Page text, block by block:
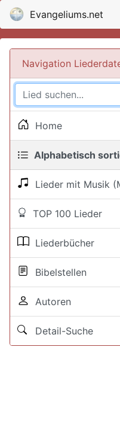
Evangeliums.net
Navigation
Home
Alphabetisch
Lieder mit Musik
TOP 100 Lieder
Liederbücher
Bibelstellen
Autoren
Detail-Suche